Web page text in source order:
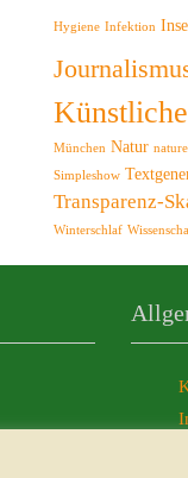
Hygiene Infektion
München Natur
Simpleshow
Transparenz-
Winterschlaf